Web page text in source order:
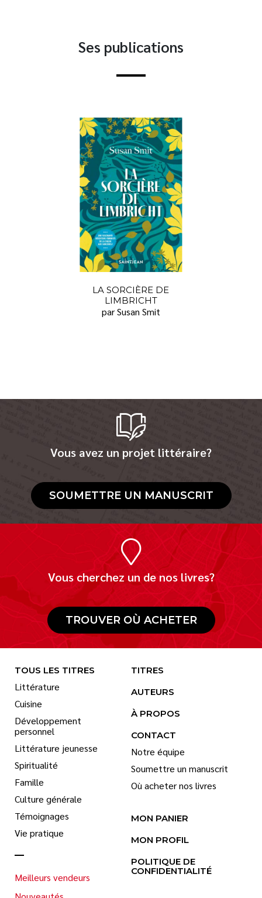
Ses publications
LA SORCIÈRE DE
LIMBRICHT
par Susan Smit
Vous avez un projet littéraire?
SOUMETTRE UN MANUSCRIT
Vous cherchez un de nos livres?
TROUVER OÙ ACHETER
TOUS LES TITRES
Littérature
Cuisine
Développement
personnel
Littérature jeunesse
Spiritualité
Famille
Culture générale
Témoignages
Vie pratique
Meilleurs vendeurs
TITRES
AUTEURS
À PROPOS
CONTACT
Notre équipe
Soumettre un manuscrit
Où acheter nos livres
MON PANIER
MON PROFIL
POLITIQUE DE
CONFIDENTIALITÉ